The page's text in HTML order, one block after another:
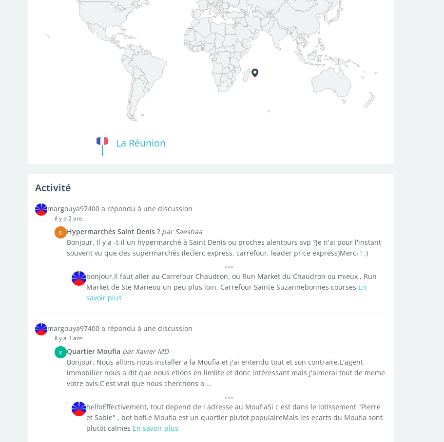
La Réunion
Activité
margouya97400 a répondu à une discussion
il y a 2 ans
S Hypermarchés Saint Denis ? par Saeshaa
Bonjour, Il y a -t-il un hypermarché à Saint Denis ou proches alentours svp ?Je n'ai pour l'instant
souvent vu que des supermarchés (leclerc express, carrefour, leader price express)Merci ! :)
bonjour,Il faut aller au Carrefour Chaudron, ou Run Market du Chaudron ou mieux , Run
Market de Ste Marieou un peu plus loin, Carrefour Sainte Suzannebonnes courses En
savoir plus
margouya97400 a répondu à une discussion
il y a 3 ans
X Quartier Moufia par Xavier MD
Bonjour, Nous allons nous installer a la Moufia et j'ai entendu tout et son contraire.L'agent
immobilier nous a dit que nous etions en limlite et donc intéressant mais j'aimerai tout de meme
votre avis.C'est vrai que nous cherchons a ...
helloEffectivement, tout depend de l adresse au MoufiaSi c est dans le lotissement "Pierre
et Sable" , bof bofLe Moufia est un quartier plutot populaireMais les ecarts du Moufia sont
plutot calmes En savoir plus